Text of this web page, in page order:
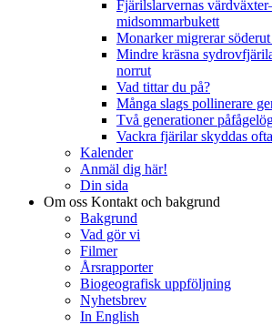
Fjärilslarvernas
midsommarbukett
Monarker migrerar
Mindre kräsna
norrut
Vad tittar du på?
Många slags pollinerare
Två generationer
Vackra fjärilar skyddas
Kalender
Anmäl dig här!
Din sida
Om oss Kontakt och bakgrund
Bakgrund
Vad gör vi
Filmer
Årsrapporter
Biogeografisk uppföljning
Nyhetsbrev
In English